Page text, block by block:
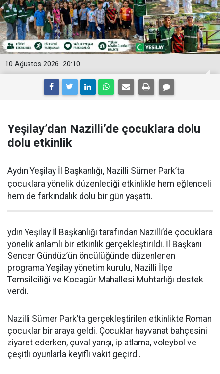
20:10
10 Ağustos 2026
Yeşilay’dan Nazilli’de çocuklara dolu
dolu etkinlik
Aydın Yeşilay İl Başkanlığı, Nazilli Sümer Park’ta
çocuklara yönelik düzenlediği etkinlikle hem eğlenceli
hem de farkındalık dolu bir gün yaşattı.
ydın Yeşilay İl Başkanlığı tarafından Nazilli’de çocuklara
yönelik anlamlı bir etkinlik gerçekleştirildi. İl Başkanı
Sencer Gündüz’ün öncülüğünde düzenlenen
programa Yeşilay yönetim kurulu, Nazilli İlçe
Temsilciliği ve Kocagür Mahallesi Muhtarlığı destek
verdi.
Nazilli Sümer Park’ta gerçekleştirilen etkinlikte Roman
çocuklar bir araya geldi. Çocuklar hayvanat bahçesini
ziyaret ederken, çuval yarışı, ip atlama, voleybol ve
çeşitli oyunlarla keyifli vakit geçirdi.